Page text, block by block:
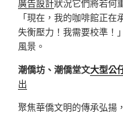
廣告設計狀況它們將若何
「現在，我的咖啡館正
失衡壓力！我需要校準！
風景。
潮僑坊、潮僑堂文大型公
出
聚焦華僑文明的傳承弘揚